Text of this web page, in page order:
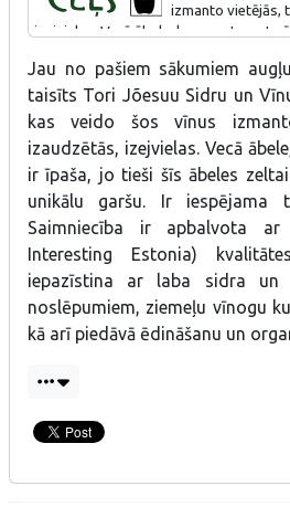
izmanto vietējās,
izejvielas. Vecā ābele, kas aug turpat
Jau no pašiem sākumiem
taisīts Tori Jõesuu Sidru un
kas veido šos vīnus
izaudzētās, izejvielas. Vecā
ir īpaša, jo tieši šīs ābeles
unikālu garšu. Ir iespējama
Saimniecība ir apbalvota ar
Interesting Estonia)
iepazīstina ar laba sidra un
noslēpumiem, ziemeļu vīnogu
kā arī piedāvā ēdināšanu un